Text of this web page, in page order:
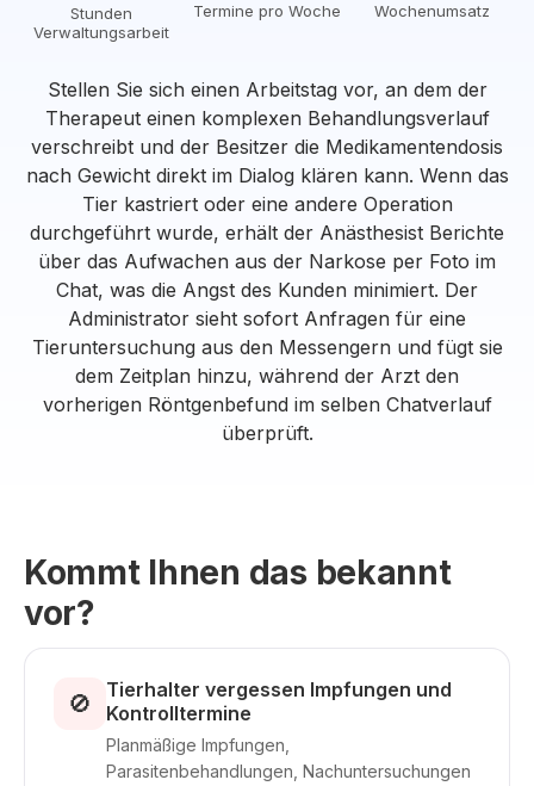
Stunden
Verwaltungsarbeit
Termine pro Woche Wochenumsatz
Stellen Sie sich einen Arbeitstag vor, an dem der
Therapeut einen komplexen Behandlungsverlauf
verschreibt und der Besitzer die Medikamentendosis
nach Gewicht direkt im Dialog klären kann. Wenn das
Tier kastriert oder eine andere Operation
durchgeführt wurde, erhält der Anästhesist Berichte
über das Aufwachen aus der Narkose per Foto im
Chat, was die Angst des Kunden minimiert. Der
Administrator sieht sofort Anfragen für eine
Tieruntersuchung aus den Messengern und fügt sie
dem Zeitplan hinzu, während der Arzt den
vorherigen Röntgenbefund im selben Chatverlauf
überprüft.
Kommt Ihnen das bekannt
vor?
🚫
Tierhalter vergessen Impfungen und
Kontrolltermine
Planmäßige Impfungen,
Parasitenbehandlungen, Nachuntersuchungen